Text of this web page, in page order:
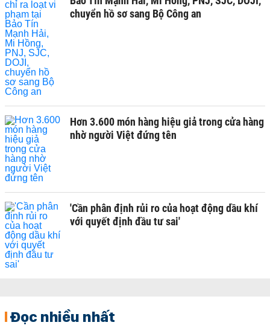
chuyển hồ sơ sang Bộ Công an
Hơn 3.600 món hàng hiệu giả trong cửa hàng
nhờ người Việt đứng tên
'Cần phân định rủi ro của hoạt động dầu khí
với quyết định đầu tư sai'
Đọc nhiều nhất